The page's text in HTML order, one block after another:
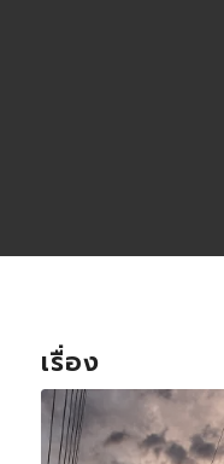
เรื่อง